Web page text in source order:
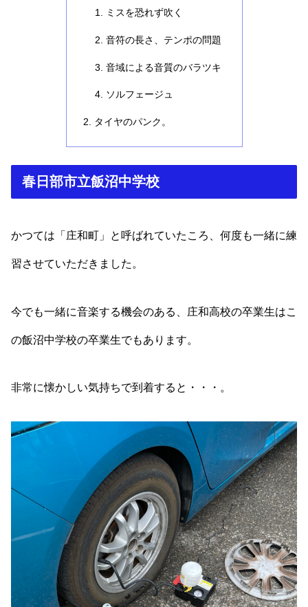
ミスを恐れず吹く
音符の長さ、テンポの問題
音域による音質のバラツキ
ソルフェージュ
タイヤのパンク。
春日部市立飯沼中学校
かつては「庄和町」と呼ばれていたころ、何度も一緒に練
習させていただきました。
今でも一緒に音楽する機会のある、庄和高校の卒業生はこ
の飯沼中学校の卒業生でもあります。
非常に懐かしい気持ちで到着すると・・・。